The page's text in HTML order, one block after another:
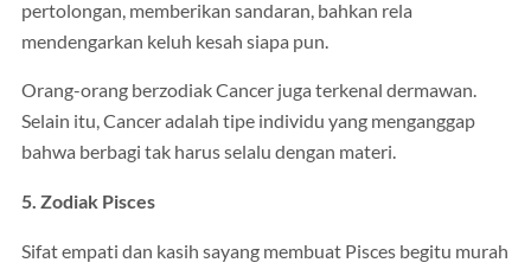
pertolongan, memberikan sandaran, bahkan rela
mendengarkan keluh kesah siapa pun.
Orang-orang berzodiak Cancer juga terkenal dermawan.
Selain itu, Cancer adalah tipe individu yang menganggap
bahwa berbagi tak harus selalu dengan materi.
5. Zodiak Pisces
Sifat empati dan kasih sayang membuat Pisces begitu murah